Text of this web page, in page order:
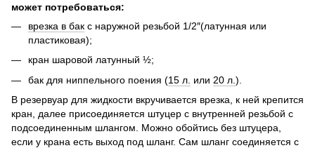
может потребоваться:
врезка в бак с наружной резьбой 1/2″(латунная или
пластиковая);
кран шаровой латунный ½;
бак для ниппельного поения (15 л. или 20 л. ).
В резервуар для жидкости вкручивается врезка, к ней крепится
кран, далее присоединяется штуцер с внутренней резьбой с
подсоединенным шлангом. Можно обойтись без штуцера,
если у крана есть выход под шланг. Сам шланг соединяется с